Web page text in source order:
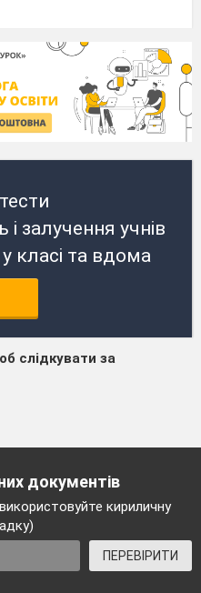
залучення учнів
класі та вдома
слідкувати за
документів
кириличну
ПЕРЕВІРИТИ